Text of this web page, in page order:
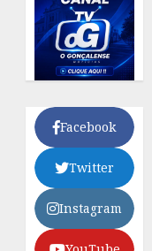
Facebook
Twitter
Instagram